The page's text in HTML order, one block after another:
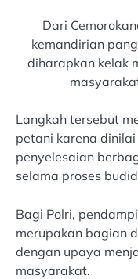
Dari
kemandirian
diharapkan kelak
Langkah tersebut
petani karena
penyelesaian
selama proses
Bagi Polri,
merupakan bagian
dengan upaya
masyarakat.